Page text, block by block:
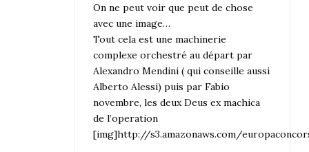
On ne peut voir que peut de chose
avec une image…
Tout cela est une machinerie
complexe orchestré au départ par
Alexandro Mendini ( qui conseille aussi
Alberto Alessi) puis par Fabio
novembre, les deux Deus ex machica
de l’operation
[img]http://s3.amazonaws.com/